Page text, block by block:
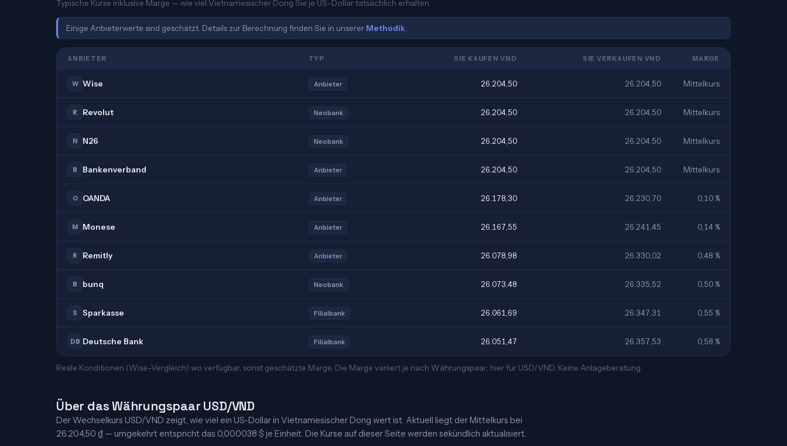
Typische Kurse inklusive Marge — wie viel Vietnamesischer Dong Sie je US-Dollar tatsächlich erhalten.
Einige Anbieterwerte sind geschätzt. Details zur Berechnung finden Sie in unserer Methodik
ANBIETER TYP SIE KAUFEN VND SIE VERKAUFEN VND MARGE
W Wise Anbieter 26.204,50 26.204,50 Mittelkurs
R Revolut Neobank 26.204,50 26.204,50 Mittelkurs
N N26 Neobank 26.204,50 26.204,50 Mittelkurs
B Bankenverband Anbieter 26.204,50 26.204,50 Mittelkurs
O OANDA Anbieter 26.178,30 26.230,70 0,10 %
M Monese Anbieter 26.167,55 26.241,45 0,14 %
R Remitly Anbieter 26.078,98 26.330,02 0,48 %
B bunq Neobank 26.073,48 26.335,52 0,50 %
S Sparkasse Filialbank 26.061,69 26.347,31 0,55 %
DB Deutsche Bank Filialbank 26.051,47 26.357,53 0,58 %
Reale Konditionen (Wise-Vergleich) wo verfügbar, sonst geschätzte Marge. Die Marge variiert je nach Währungspaar; hier für USD/VND. Keine Anlageberatung.
Über das Währungspaar USD/VND
Der Wechselkurs USD/VND zeigt, wie viel ein US-Dollar in Vietnamesischer Dong wert ist. Aktuell liegt der Mittelkurs bei
26.204,50 ₫ — umgekehrt entspricht das 0,000038 $ je Einheit. Die Kurse auf dieser Seite werden sekündlich aktualisiert.